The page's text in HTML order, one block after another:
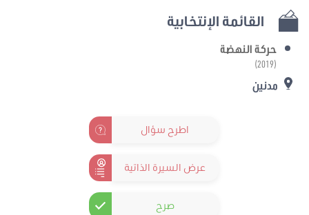
القائمة الإنتخابية
حركة النهضة
(2019)
مدنين
اطرح سؤال
عرض السيرة الذاتية
صرح